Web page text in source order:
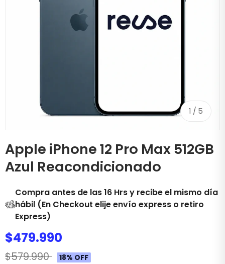
1 / de
5
Apple iPhone 12 Pro Max 512GB
Azul Reacondicionado
Compra antes de las 16 Hrs y recibe el mismo día
hábil (En Checkout elije envío express o retiro
Express)
$479.990
$579.990
18% OFF